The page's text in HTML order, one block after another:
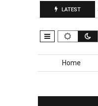
LATEST
पंजाब कर्मचारियों के
Skip to content
Home